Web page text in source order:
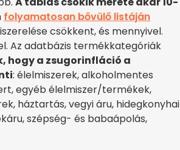
folyamatosan bővülő listáján
csökkent, és mennyivel.
Az adatbázis termékkategóriák
hogy a zsugorinfláció a
: élelmiszerek, alkoholmentes
egyéb élelmiszer/termékek,
háztartás, vegyi áru, hidegkonyhai
szépség- és babaápolás,